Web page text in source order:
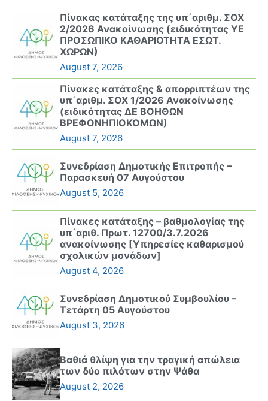
Πίνακας κατάταξης της υπ΄αριθμ. ΣΟΧ
2/2026 Ανακοίνωσης (ειδικότητας ΥΕ
ΠΡΟΣΩΠΙΚΟ ΚΑΘΑΡΙΟΤΗΤΑ ΕΣΩΤ.
ΧΩΡΩΝ)
August 7, 2026
Πίνακες κατάταξης & απορριπτέων της
υπ΄αριθμ. ΣΟΧ 1/2026 Ανακοίνωσης
(ειδικότητας ΔΕ ΒΟΗΘΩΝ
ΒΡΕΦΟΝΗΠΙΟΚΟΜΩΝ)
August 7, 2026
Συνεδρίαση Δημοτικής Επιτροπής –
Παρασκευή 07 Αυγούστου
August 5, 2026
Πίνακες κατάταξης – βαθμολογίας της
υπ΄αριθ. Πρωτ. 12700/3.7.2026
ανακοίνωσης [Υπηρεσίες καθαρισμού
σχολικών μονάδων]
August 4, 2026
Συνεδρίαση Δημοτικού Συμβουλίου –
Τετάρτη 05 Αυγούστου
August 3, 2026
Βαθιά θλίψη για την τραγική απώλεια
των δύο πιλότων στην Ψάθα
August 2, 2026